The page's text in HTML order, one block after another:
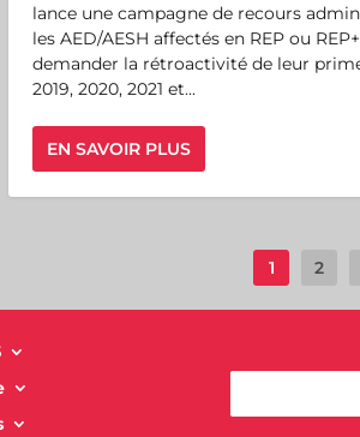
lance une campagne de recours
les AED/AESH affectés en REP ou
demander la rétroactivité de leur
2019, 2020, 2021 et...
EN SAVOIR PLUS
1 2